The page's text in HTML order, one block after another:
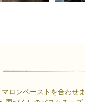
ロンペーストを合わせま